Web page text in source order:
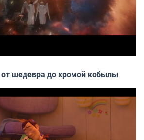
от шедевра до хромой кобылы